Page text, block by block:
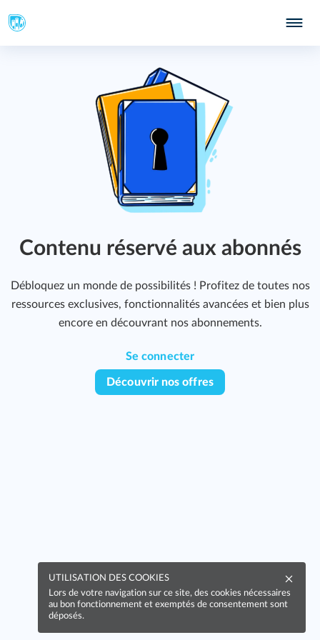
Contenu réservé aux abonnés
Débloquez un monde de possibilités ! Profitez de toutes nos
ressources exclusives, fonctionnalités avancées et bien plus
encore en découvrant nos abonnements.
Se connecter
Découvrir nos offres
UTILISATION DES COOKIES
Lors de votre navigation sur ce site, des cookies nécessaires
au bon fonctionnement et exemptés de consentement sont
déposés.